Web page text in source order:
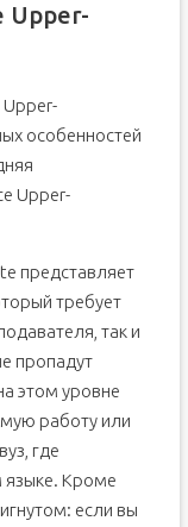
Upper-
Upper-
особенностей
Upper-
представляет
требует
так и
пропадут
этом уровне
работу или
где
языке. Кроме
если вы